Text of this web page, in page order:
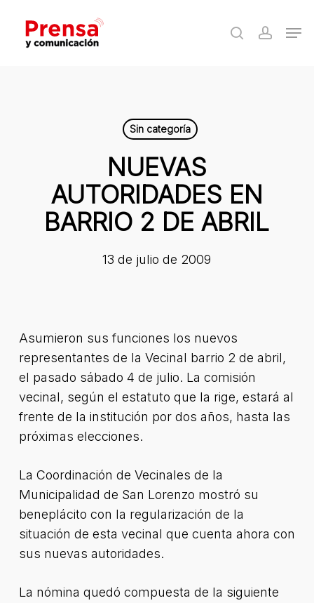
main
search
Sin categoría
NUEVAS
AUTORIDADES EN
BARRIO 2 DE ABRIL
13 de julio de 2009
Asumieron sus funciones los nuevos
representantes de la Vecinal barrio 2 de abril,
el pasado sábado 4 de julio. La comisión
vecinal, según el estatuto que la rige, estará al
frente de la institución por dos años, hasta las
próximas elecciones.
La Coordinación de Vecinales de la
Municipalidad de San Lorenzo mostró su
beneplácito con la regularización de la
situación de esta vecinal que cuenta ahora con
sus nuevas autoridades.
La nómina quedó compuesta de la siguiente